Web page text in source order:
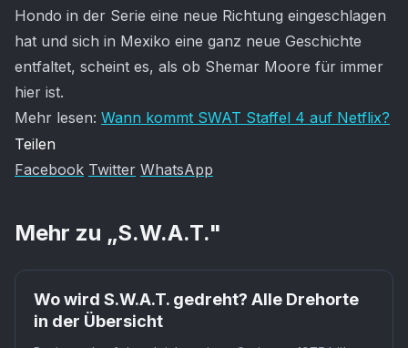
Hondo in der Serie eine neue Richtung eingeschlagen
hat und sich in Mexiko eine ganz neue Geschichte
entfaltet, scheint es, als ob Shemar Moore für immer
hier ist.
Mehr lesen: Wann kommt SWAT Staffel 4 auf Netflix?
Teilen
Facebook Twitter WhatsApp
Mehr zu „S.W.A.T."
Wo wird S.W.A.T. gedreht? Alle Drehorte
in der Übersicht